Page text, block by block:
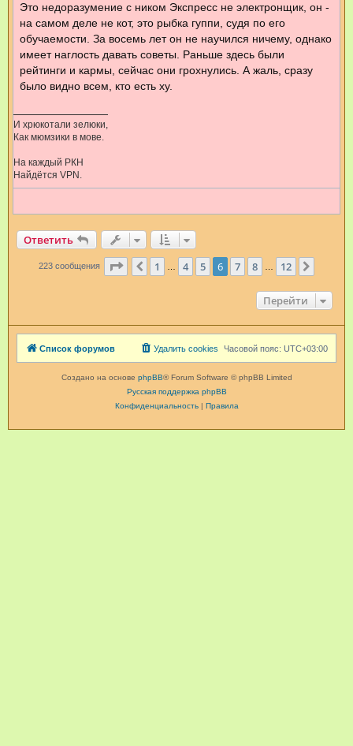
б
е
н
и
е
Это недоразумение с ником Экспресс не электронщик, он -
на самом деле не кот, это рыбка гуппи, судя по его
обучаемости. За восемь лет он не научился ничему, однако
имеет наглость давать советы. Раньше здесь были
рейтинги и кармы, сейчас они грохнулись. А жаль, сразу
было видно всем, кто есть ху.
И хрюкотали зелюки,
Как мюмзики в мове.
На каждый РКН
Найдётся VPN.
Ответить
223 сообщения Страница из 12
Пред.
1 4 5 6 7 8 12
Перейти
Список форумов Часовой пояс: UTC+03:00
Удалить cookies
Создано на основе phpBB® Forum Software © phpBB Limited
Русская поддержка phpBB
Конфиденциальность| Правила